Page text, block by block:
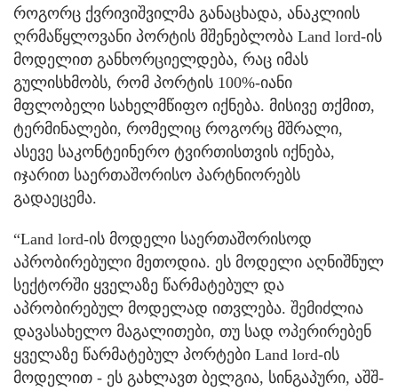
როგორც ქვრივიშვილმა განაცხადა, ანაკლიის
ღრმაწყლოვანი პორტის მშენებლობა Land lord-ის
მოდელით განხორციელდება, რაც იმას
გულისხმობს, რომ პორტის 100%-იანი
მფლობელი სახელმწიფო იქნება. მისივე თქმით,
ტერმინალები, რომელიც როგორც მშრალი,
ასევე საკონტეინერო ტვირთისთვის იქნება,
იჯარით საერთაშორისო პარტნიორებს
გადაეცემა.
“Land lord-ის მოდელი საერთაშორისოდ
აპრობირებული მეთოდია. ეს მოდელი აღნიშნულ
სექტორში ყველაზე წარმატებულ და
აპრობირებულ მოდელად ითვლება. შემიძლია
დავასახელო მაგალითები, თუ სად ოპერირებენ
ყველაზე წარმატებულ პორტები Land lord-ის
მოდელით - ეს გახლავთ ბელგია, სინგაპური, აშშ-